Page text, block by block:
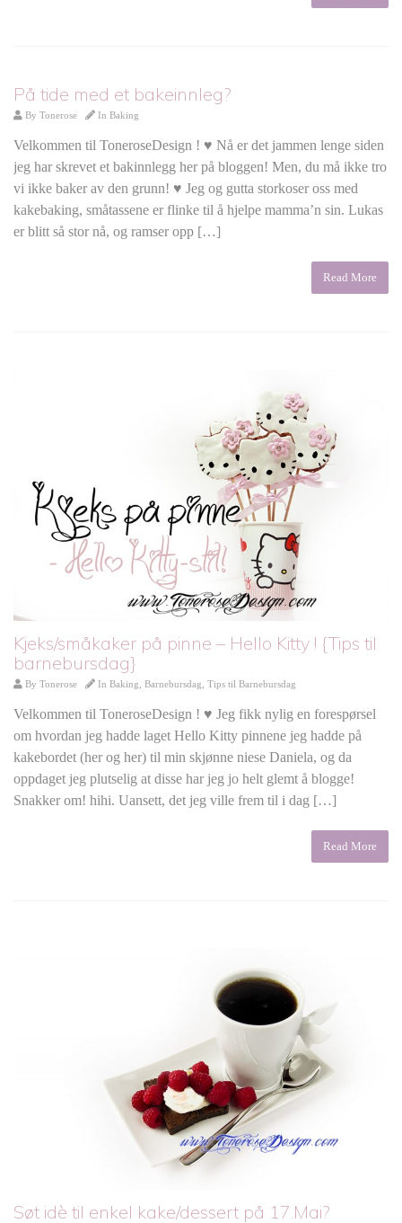
På tide med et bakeinnleg?
By Tonerose In Baking
Velkommen til ToneroseDesign ! ♥ Nå er det jammen lenge siden
jeg har skrevet et bakinnlegg her på bloggen! Men, du må ikke tro
vi ikke baker av den grunn! ♥ Jeg og gutta storkoser oss med
kakebaking, småtassene er flinke til å hjelpe mamma’n sin. Lukas
er blitt så stor nå, og ramser opp […]
Read More
Kjeks/småkaker på pinne – Hello Kitty ! {Tips til
barnebursdag}
By Tonerose In Baking Barnebursdag Tips til Barnebursdag
Velkommen til ToneroseDesign ! ♥ Jeg fikk nylig en forespørsel
om hvordan jeg hadde laget Hello Kitty pinnene jeg hadde på
kakebordet (her og her) til min skjønne niese Daniela, og da
oppdaget jeg plutselig at disse har jeg jo helt glemt å blogge!
Snakker om! hihi. Uansett, det jeg ville frem til i dag […]
Read More
Søt idè til enkel kake/dessert på 17.Mai?